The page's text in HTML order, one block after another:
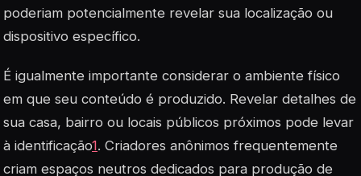
poderiam potencialmente revelar sua localização ou
dispositivo específico.
É igualmente importante considerar o ambiente físico
em que seu conteúdo é produzido. Revelar detalhes de
sua casa, bairro ou locais públicos próximos pode levar
à identificação1. Criadores anônimos frequentemente
criam espaços neutros dedicados para produção de